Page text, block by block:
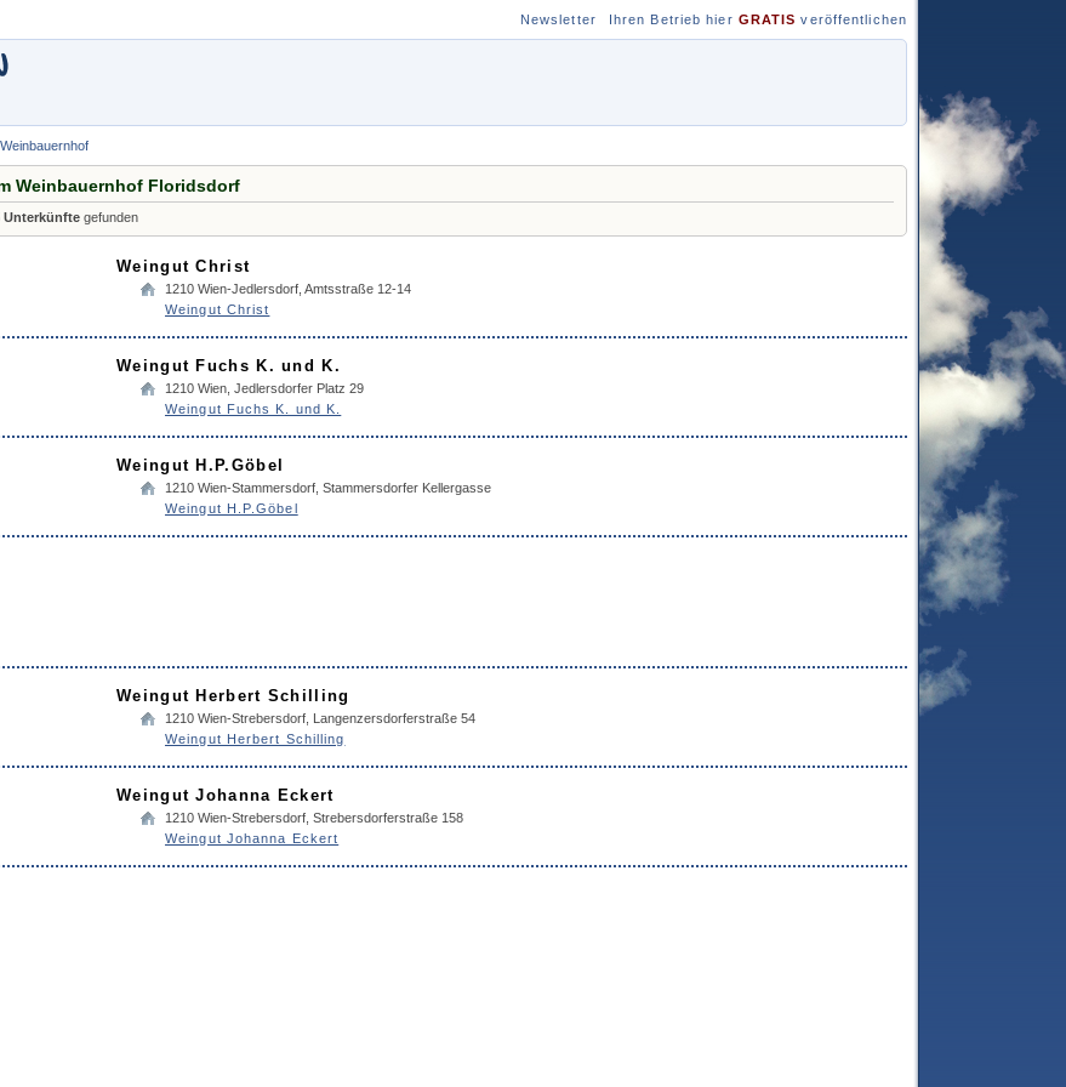
Newsletter Ihren Betrieb hier GRATIS veröffentlichen
Weinbauernhof Floridsdorf
Unterkünfte gefunden
Weingut Christ
1210 Wien-Jedlersdorf Amtsstraße 12-14
Weingut Christ
Weingut Fuchs K. und K.
1210 Wien Jedlersdorfer Platz 29
Weingut Fuchs K. und K.
Weingut H.P.Göbel
1210 Wien-Stammersdorf Stammersdorfer Kellergasse
Weingut H.P.Göbel
Weingut Herbert Schilling
1210 Wien-Strebersdorf Langenzersdorferstraße 54
Weingut Herbert Schilling
Weingut Johanna Eckert
1210 Wien-Strebersdorf Strebersdorferstraße 158
Weingut Johanna Eckert